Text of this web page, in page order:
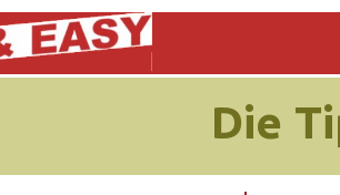
Die